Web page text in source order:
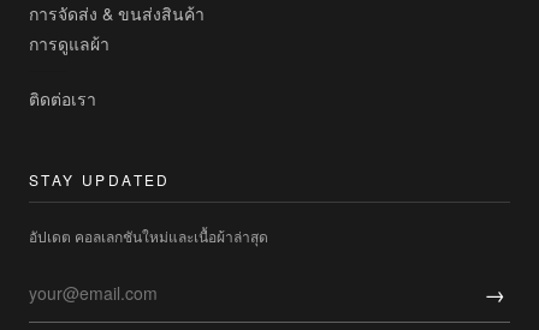
การจัดส่ง & ขนส่งสินค้า
การดูแลผ้า
ติดต่อเรา
STAY UPDATED
อัปเดต คอลเลกชันใหม่และเนื้อผ้าล่าสุด
→